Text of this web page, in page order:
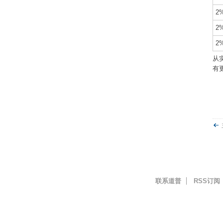
从
有
联系道普 RSS订阅